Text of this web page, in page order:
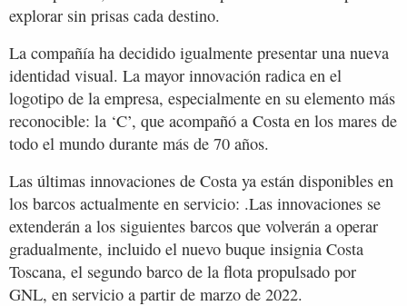
explorar sin prisas cada destino.
La compañía ha decidido igualmente presentar una nueva
identidad visual. La mayor innovación radica en el
logotipo de la empresa, especialmente en su elemento más
reconocible: la ‘C’, que acompañó a Costa en los mares de
todo el mundo durante más de 70 años.
Las últimas innovaciones de Costa ya están disponibles en
los barcos actualmente en servicio: .Las innovaciones se
extenderán a los siguientes barcos que volverán a operar
gradualmente, incluido el nuevo buque insignia Costa
Toscana, el segundo barco de la flota propulsado por
GNL, en servicio a partir de marzo de 2022.